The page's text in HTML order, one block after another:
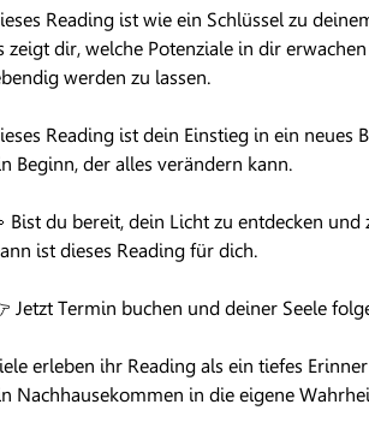
Reading ist wie ein Schlüssel zu
zeigt dir, welche Potenziale in dir
werden zu lassen.
Reading ist dein Einstieg in ein neues
Beginn, der alles verändern kann.
Bist du bereit, dein Licht zu entdecken und
ist dieses Reading für dich.
Jetzt Termin buchen und deiner Seele
erleben ihr Reading als ein tiefes
Nachhausekommen in die eigene